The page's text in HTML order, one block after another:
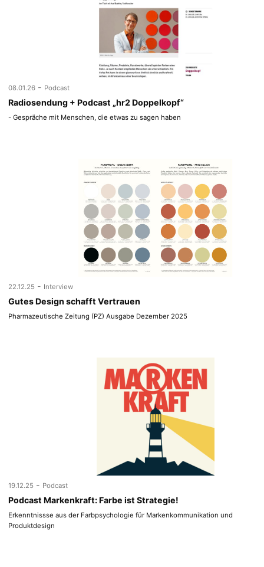
08.01.26 - Podcast
Radiosendung + Podcast „hr2 Doppelkopf“
- Gespräche mit Menschen, die etwas zu sagen haben
22.12.25 - Interview
Gutes Design schafft Vertrauen
Pharmazeutische Zeitung (PZ) Ausgabe Dezember 2025
19.12.25 - Podcast
Podcast Markenkraft: Farbe ist Strategie!
Erkenntnissse aus der Farbpsychologie für Markenkommunikation und
Produktdesign